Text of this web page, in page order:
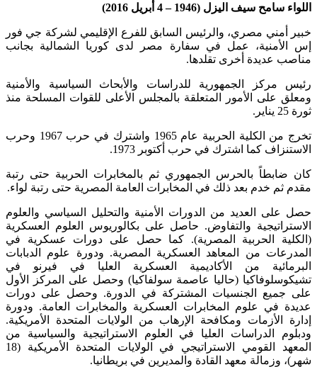
اللواء سامح سيف اليزل (1946 – 4 أبريل 2016)
خبير أمني مصري، والرئيس السابق للفرع الإقليمي لشركة جي فور
إس الأمنية، عمل في سفارة مصر لدى كوريا الشمالية بجانب
مناصب عديدة أخرى تقلدها.
رئيس مركز الجمهورية للدراسات والأبحاث السياسية والأمنية
ومعلق على الأمور المتعلقة بالمجلس الأعلى للقوات المسلحة منذ
ثورة 25 يناير.
تخرج من الكلية الحربية عام 1965 واشترك في حرب 1967 وحرب
الاستنزاف كما اشترك في حرب أكتوبر 1973.
كان ضابطاً بالحرس الجمهوري ثم بالمخابرات الحربية حتى رتبة
مقدم ثم خدم بعد ذلك في المخابرات العامة المصرية حتى رتبة لواء.
حصل على العديد من الدورات الأمنية والتحليل السياسي والعلوم
الاستراتيجية والتفاوض. حاصل على بكالوريوس العلوم العسكرية
(الكلية الحربية المصرية). كما حصل على دورات عسكرية في
المدرعات من المعاهد العسكرية المصرية. ودورة علوم الدبابات
البرمائية من الأكاديمية العسكرية العليا في فيرنو في
تشيكوسلوفاكيا (حاليا عاصمة سولفاكيا) وحصل على المركز الأول
على جميع الجنسيات المشتركة في الدورة. وحصل على دورات
عديدة في علوم المخابرات العسكرية والمخابرات العامة. ودورة
إدارة الأزمات ومكافحة الإرهاب من الولايات المتحدة الأمريكية.
ودبلوم الدراسات العليا في العلوم الاستراتيجية والسياسية من
المعهد القومي الاستراتيجي في الولايات المتحدة الأمريكية (18
شهر)، وزمالة معهد القادة والمديرين في بريطانيا.